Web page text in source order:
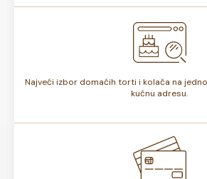
Najveći izbor domaćih torti i kolača na
kućnu adresu.